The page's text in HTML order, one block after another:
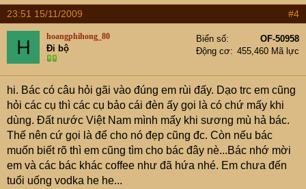
23:51 15/11/2009 #4
H hoangphihong_80
Đi bộ
Biển số
OF-50958
Động cơ
455,460 Mã lực
hi. Bác có câu hỏi gãi vào đúng em rùi đấy. Dạo trc em cũng
hỏi các cụ thì các cụ bảo cái đèn ấy gọi là có chứ mấy khi
dùng. Đất nước Việt Nam mình mấy khi sương mù hả bác.
Thế nên cứ gọi là để cho nó đẹp cũng đc. Còn nếu bác
muốn biết rõ thì em cũng tìm cho bác đây nè...Bác nhớ mời
em và các bác khác coffee như đã hứa nhé. Em chưa đến
tuổi uống vodka he he...